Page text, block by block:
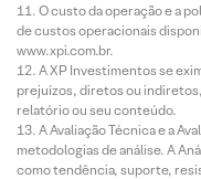
O custo da operação e a
de custos operacionais
www.xpi.com.br.
A XP Investimentos se
prejuízos, diretos ou
relatório ou seu conteúdo.
A Avaliação Técnica e a
metodologias de análise. A
como tendência, suporte,